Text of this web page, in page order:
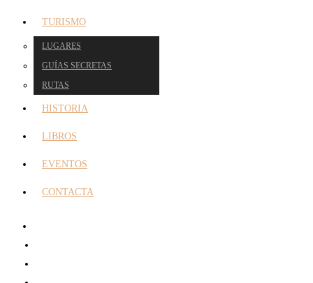
TURISMO
LUGARES
GUÍAS SECRETAS
RUTAS
HISTORIA
LIBROS
EVENTOS
CONTACTA